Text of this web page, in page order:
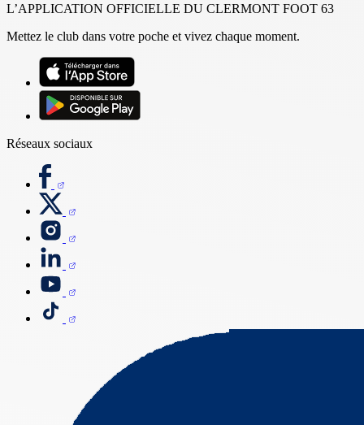
L’APPLICATION OFFICIELLE DU CLERMONT FOOT 63
Mettez le club dans votre poche et vivez chaque moment.
Réseaux sociaux